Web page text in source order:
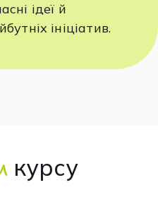
ідеї й
ініціатив.
курсу